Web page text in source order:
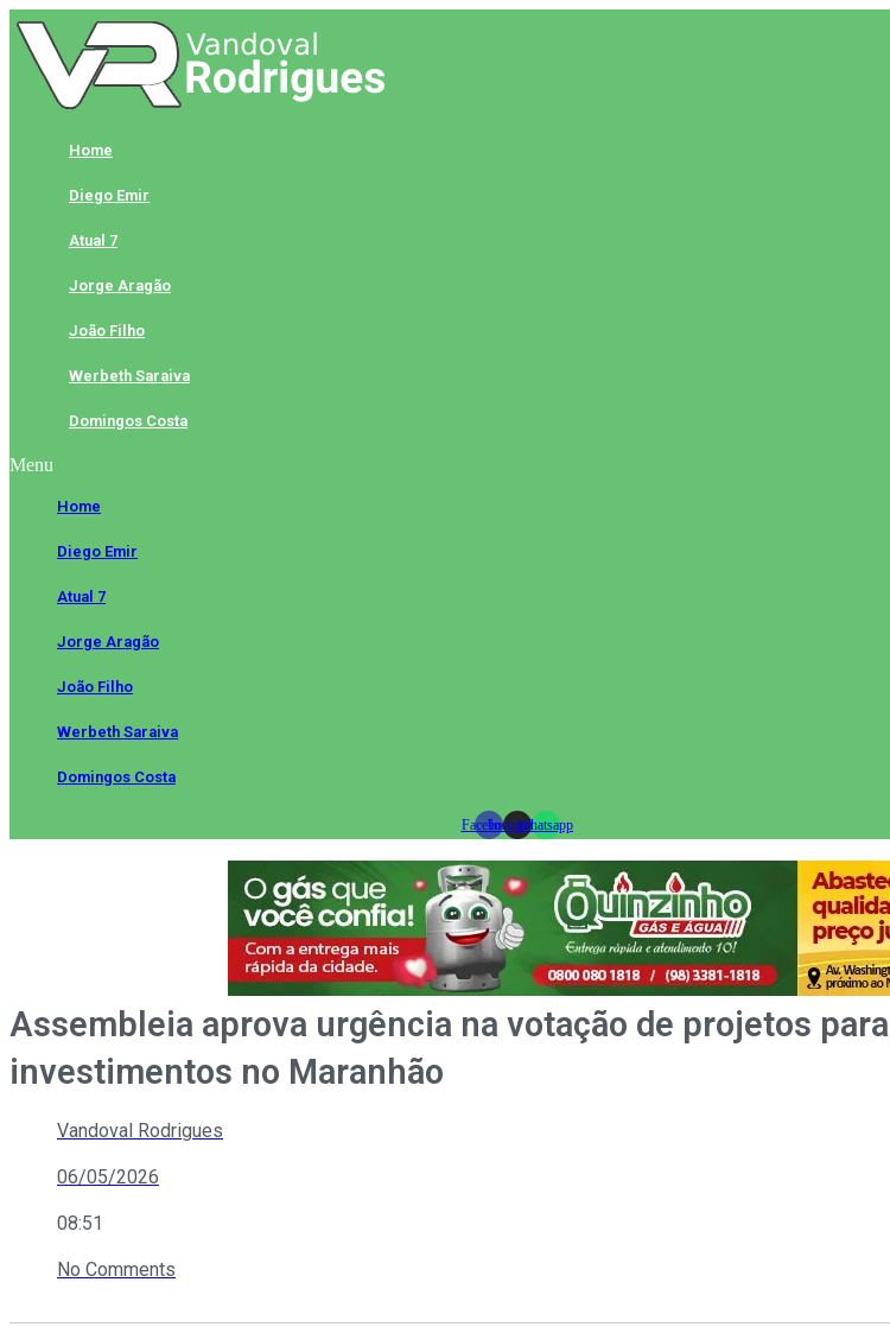
Skip
to
content
Home
Diego Emir
Atual 7
Jorge Aragão
João Filho
Werbeth Saraiva
Domingos Costa
Menu
Home
Diego Emir
Atual 7
Jorge Aragão
João Filho
Werbeth Saraiva
Domingos Costa
FacebookInstagramWhatsapp
Assembleia aprova urgência na votação de projetos para
investimentos no Maranhão
Vandoval Rodrigues
06/05/2026
08:51
No Comments